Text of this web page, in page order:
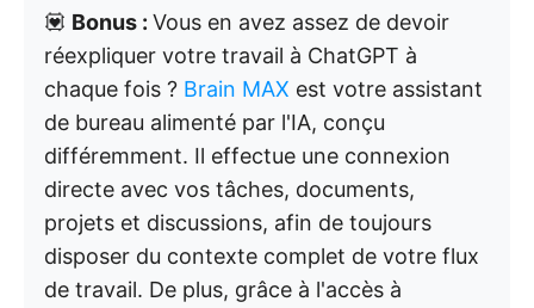
💟 Bonus : Vous en avez assez de devoir
réexpliquer votre travail à ChatGPT à
chaque fois ? Brain MAX est votre assistant
de bureau alimenté par l'IA, conçu
différemment. Il effectue une connexion
directe avec vos tâches, documents,
projets et discussions, afin de toujours
disposer du contexte complet de votre flux
de travail. De plus, grâce à l'accès à